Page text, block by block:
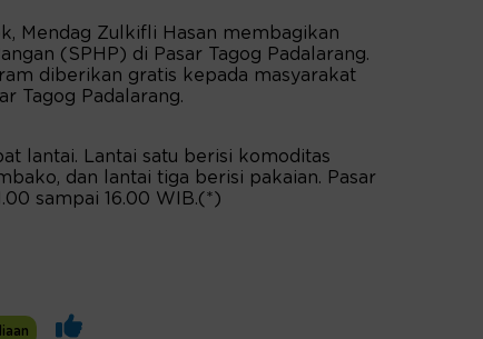
Mendag Zulkifli Hasan membagikan
(SPHP) di Pasar Tagog Padalarang.
diberikan gratis kepada masyarakat
Tagog Padalarang.
lantai. Lantai satu berisi komoditas
dan lantai tiga berisi pakaian. Pasar
sampai 16.00 WIB.(*)